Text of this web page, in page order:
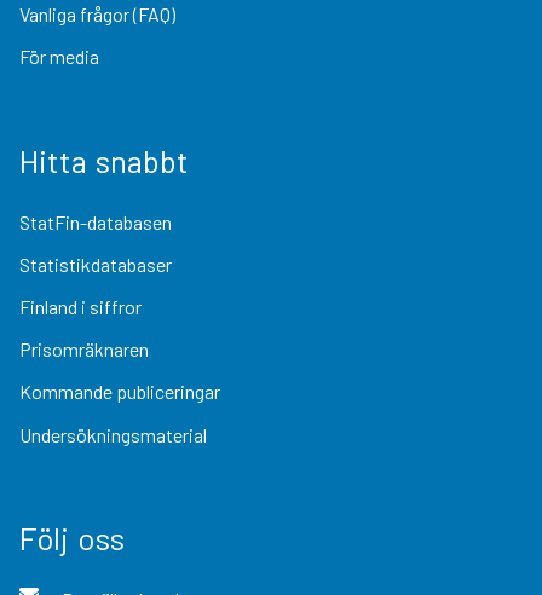
Vanliga frågor (FAQ)
För media
Hitta snabbt
StatFin-databasen
Statistikdatabaser
Finland i siffror
Prisomräknaren
Kommande publiceringar
Undersökningsmaterial
Följ oss